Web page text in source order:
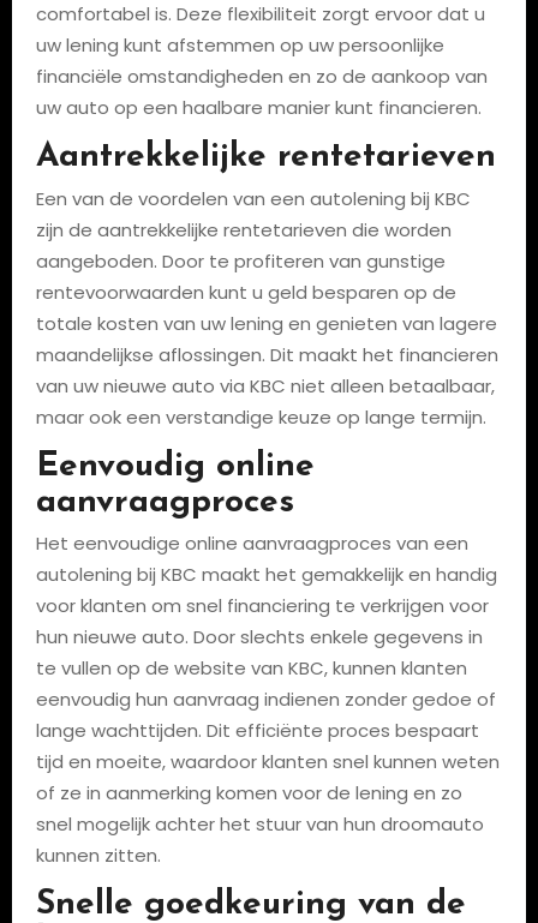
comfortabel is. Deze flexibiliteit zorgt ervoor dat u
uw lening kunt afstemmen op uw persoonlijke
financiële omstandigheden en zo de aankoop van
uw auto op een haalbare manier kunt financieren.
Aantrekkelijke rentetarieven
Een van de voordelen van een autolening bij KBC
zijn de aantrekkelijke rentetarieven die worden
aangeboden. Door te profiteren van gunstige
rentevoorwaarden kunt u geld besparen op de
totale kosten van uw lening en genieten van lagere
maandelijkse aflossingen. Dit maakt het financieren
van uw nieuwe auto via KBC niet alleen betaalbaar,
maar ook een verstandige keuze op lange termijn.
Eenvoudig online
aanvraagproces
Het eenvoudige online aanvraagproces van een
autolening bij KBC maakt het gemakkelijk en handig
voor klanten om snel financiering te verkrijgen voor
hun nieuwe auto. Door slechts enkele gegevens in
te vullen op de website van KBC, kunnen klanten
eenvoudig hun aanvraag indienen zonder gedoe of
lange wachttijden. Dit efficiënte proces bespaart
tijd en moeite, waardoor klanten snel kunnen weten
of ze in aanmerking komen voor de lening en zo
snel mogelijk achter het stuur van hun droomauto
kunnen zitten.
Snelle goedkeuring van de